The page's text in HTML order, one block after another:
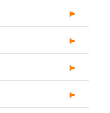
►
►
►
►